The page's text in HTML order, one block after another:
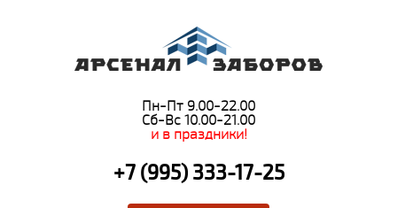
Пн-Пт 9.00-22.00
Сб-Вс 10.00-21.00
и в праздники!
+7 (995) 333-17-25